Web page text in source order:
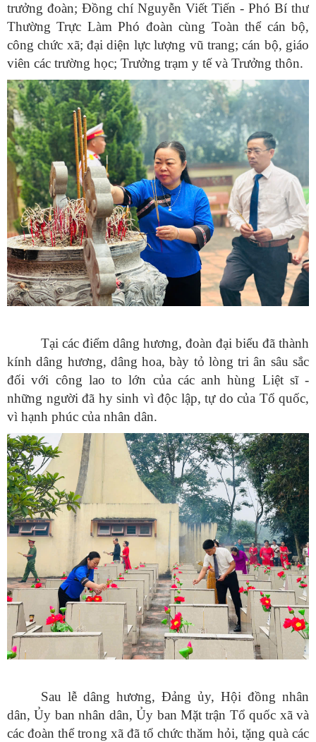
trưởng đoàn; Đồng chí Nguyễn Viết Tiến - Phó Bí thư
Thường Trực Làm Phó đoàn cùng Toàn thể cán bộ,
công chức xã; đại diện lực lượng vũ trang; cán bộ, giáo
viên các trường học; Trưởng trạm y tế và Trưởng thôn.
Tại các điểm dâng hương, đoàn đại biểu đã thành
kính dâng hương, dâng hoa, bày tỏ lòng tri ân sâu sắc
đối với công lao to lớn của các anh hùng Liệt sĩ -
những người đã hy sinh vì độc lập, tự do của Tổ quốc,
vì hạnh phúc của nhân dân.
Sau lễ dâng hương, Đảng ủy, Hội đồng nhân
dân, Ủy ban nhân dân, Ủy ban Mặt trận Tổ quốc xã và
các đoàn thể trong xã đã tổ chức thăm hỏi, tặng quà các